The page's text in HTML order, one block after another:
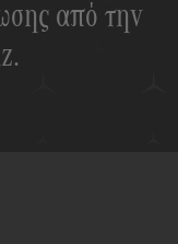
από την
.